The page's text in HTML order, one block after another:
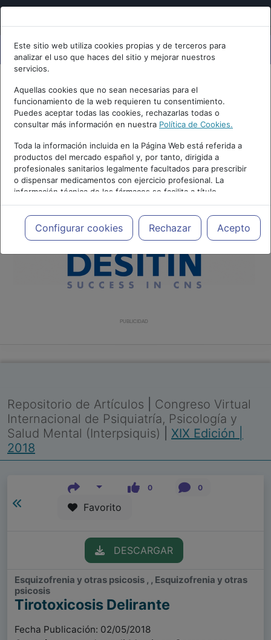
Este sitio web utiliza cookies propias y de terceros para
analizar el uso que haces del sitio y mejorar nuestros
servicios.
Aquellas cookies que no sean necesarias para el
funcionamiento de la web requieren tu consentimiento.
Puedes aceptar todas las cookies, rechazarlas todas o
consultar más información en nuestra Política de Cookies.
Toda la información incluida en la Página Web está referida a
productos del mercado español y, por tanto, dirigida a
profesionales sanitarios legalmente facultados para prescribir
o dispensar medicamentos con ejercicio profesional. La
información técnica de los fármacos se facilita a título
meramente informativo, siendo responsabilidad de los
profesionales facultados prescribir medicamentos y decidir, en
cada caso concreto, el tratamiento más adecuado a las
necesidades del paciente.
Configurar cookies Rechazar Acepto
PUBLICIDAD
Repositorio de Artículos
Congreso Virtual
Internacional de Psiquiatría, Psicología y
Salud Mental (Interpsiquis)
XIX Edición |
2018
0 0
Favorito
DESCARGAR
Esquizofrenia y otras psicosis , , Esquizofrenia y otras
psicosis
Tirotoxicosis Delirante
Fecha Publicación: 02/05/2018